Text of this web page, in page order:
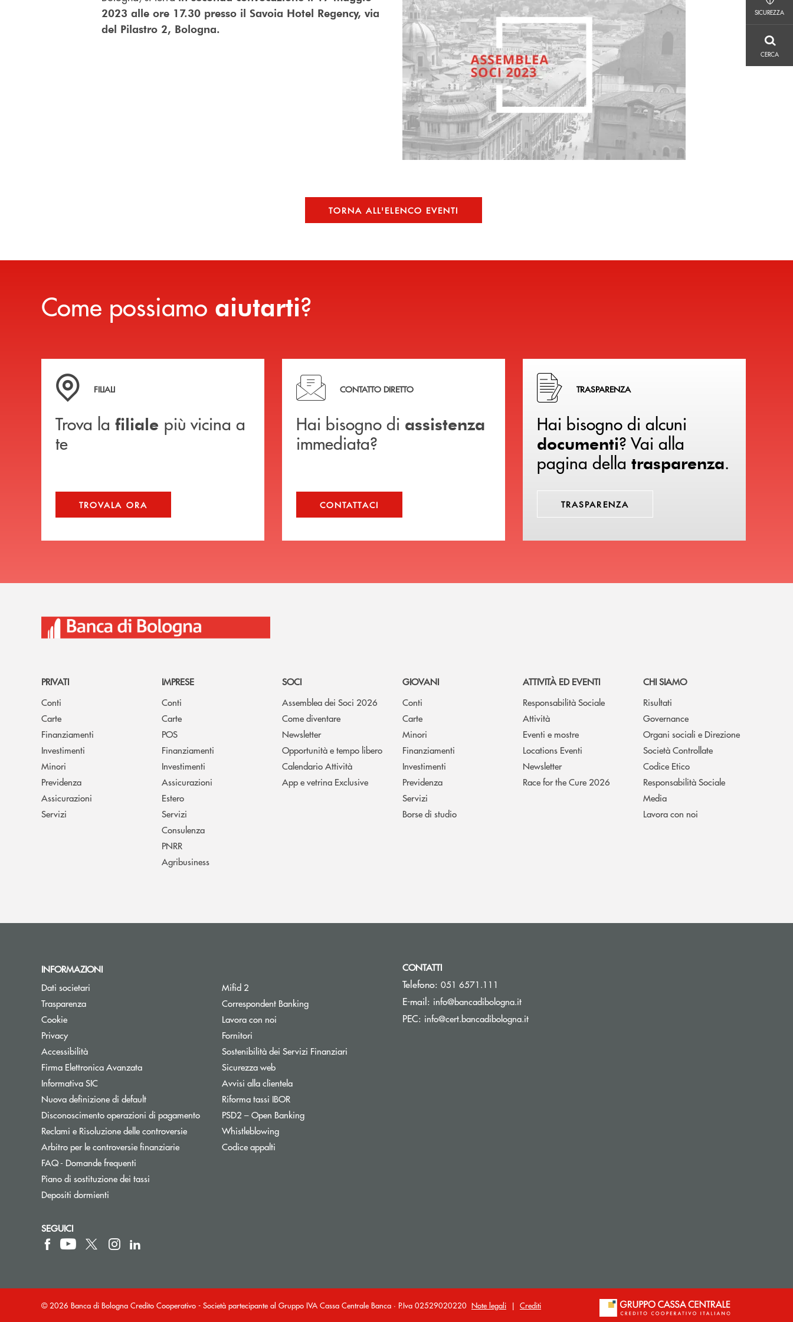
SICUREZZA
SICUREZZA
CERCA
2023 alle ore 17.30 presso il Savoia Hotel Regency, via
del Pilastro 2, Bologna.
TORNA ALL'ELENCO EVENTI
Come possiamo aiutarti?
Trova la filiale più vicina a te
FILIALI
Trova la filiale più vicina a
te
TROVALA ORA
Hai bisogno di assistenza immediata?
CONTATTO DIRETTO
Hai bisogno di assistenza
immediata?
CONTATTACI
Hai bisogno di alcuni documenti ? Vai alla pagina della
TRASPARENZA
Hai bisogno di alcuni
documenti? Vai alla
pagina della trasparenza.
TRASPARENZA
PRIVATI
Conti
Carte
Finanziamenti
Investimenti
Minori
Previdenza
Assicurazioni
Servizi
IMPRESE
Conti
Carte
POS
Finanziamenti
Investimenti
Assicurazioni
Estero
Servizi
Consulenza
PNRR
Agribusiness
SOCI
Assemblea dei Soci 2026
Come diventare
Newsletter
Opportunità e tempo libero
Calendario Attività
App e vetrina Exclusive
GIOVANI
Conti
Carte
Minori
Finanziamenti
Investimenti
Previdenza
Servizi
Borse di studio
ATTIVITÀ ED EVENTI
Responsabilità Sociale
Attività
Eventi e mostre
Locations Eventi
Newsletter
Race for the Cure 2026
CHI SIAMO
Risultati
Governance
Organi sociali e Direzione
Società Controllate
Codice Etico
Responsabilità Sociale
Media
Lavora con noi
INFORMAZIONI
Dati societari
Trasparenza
Cookie
Privacy
Accessibilità
Firma Elettronica Avanzata
Informativa SIC
Nuova definizione di default
Disconoscimento operazioni di pagamento
Reclami e Risoluzione delle controversie
Arbitro per le controversie finanziarieApre una nuova finestra
FAQ - Domande frequenti
Piano di sostituzione dei tassi
Depositi dormienti
Mifid 2
Correspondent Banking
Lavora con noi
Fornitori
Sostenibilità dei Servizi Finanziari
Sicurezza web
Avvisi alla clientela
Riforma tassi IBOR
PSD2 – Open BankingApre una nuova finestra
Whistleblowing
Codice appalti
CONTATTI
Telefono: 051 6571.111
E-mail: info@bancadibologna.it(si apre l’app di posta elettronica)
PEC: info@cert.bancadibologna.it(si apre l’app di posta elettronica)
SEGUICI
© 2026 Banca di Bologna Credito Cooperativo - Società partecipante al Gruppo IVA Cassa Centrale Banca · P.Iva 02529020220 Note legali | Crediti